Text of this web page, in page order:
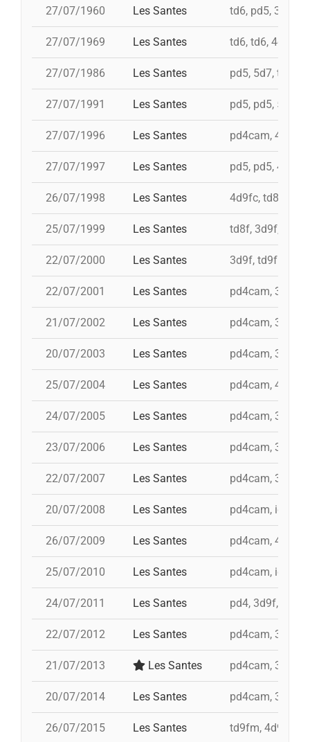
27/07/1960 Les Santes td6, pd5, 3d7,
27/07/1969 Les Santes td6, td6, 4d7
27/07/1986 Les Santes pd5, 5d7, td7,
27/07/1991 Les Santes pd5, pd5, 5d7,
27/07/1996 Les Santes pd4cam, 4d9f,
27/07/1997 Les Santes pd5, pd5, 4d9f,
26/07/1998 Les Santes 4d9fc, td8f,
25/07/1999 Les Santes td8f, 3d9f,
22/07/2000 Les Santes 3d9f, td9fm, id
22/07/2001 Les Santes pd4cam, 3d9f,
21/07/2002 Les Santes pd4cam, 3d9f, i
20/07/2003 Les Santes pd4cam, 3d9f,
25/07/2004 Les Santes pd4cam, 4d9f,
24/07/2005 Les Santes pd4cam, 3d9f,
23/07/2006 Les Santes pd4cam, 3d9f,
22/07/2007 Les Santes pd4cam, 3d9f,
20/07/2008 Les Santes pd4cam, id
26/07/2009 Les Santes pd4cam, 4d9f, i
25/07/2010 Les Santes pd4cam, id
24/07/2011 Les Santes pd4, 3d9f,
22/07/2012 Les Santes pd4cam, 3d9f,
21/07/2013 Les Santes pd4cam, 3d9f,
20/07/2014 Les Santes pd4cam, 3d9f, i
26/07/2015 Les Santes td9fm, 4d9f, i